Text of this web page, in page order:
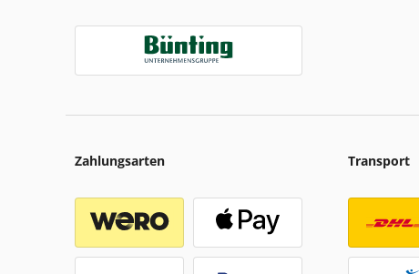
Zahlungsarten Transport